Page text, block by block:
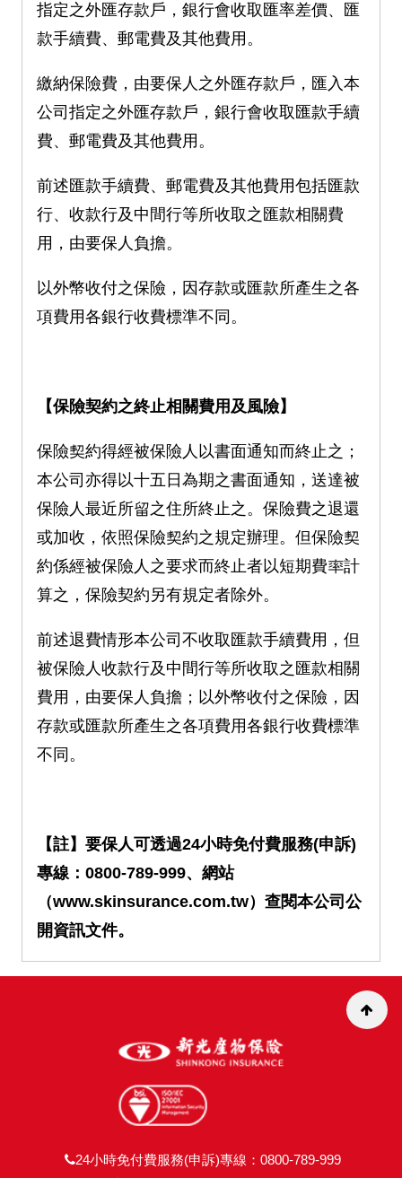
指定之外匯存款戶，銀行會收取匯率差價、匯
款手續費、郵電費及其他費用。
繳納保險費，由要保人之外匯存款戶，匯入本
公司指定之外匯存款戶，銀行會收取匯款手續
費、郵電費及其他費用。
前述匯款手續費、郵電費及其他費用包括匯款
行、收款行及中間行等所收取之匯款相關費
用，由要保人負擔。
以外幣收付之保險，因存款或匯款所產生之各
項費用各銀行收費標準不同。
【保險契約之終止相關費用及風險】
保險契約得經被保險人以書面通知而終止之；
本公司亦得以十五日為期之書面通知，送達被
保險人最近所留之住所終止之。保險費之退還
或加收，依照保險契約之規定辦理。但保險契
約係經被保險人之要求而終止者以短期費率計
算之，保險契約另有規定者除外。
前述退費情形本公司不收取匯款手續費用，但
被保險人收款行及中間行等所收取之匯款相關
費用，由要保人負擔；以外幣收付之保險，因
存款或匯款所產生之各項費用各銀行收費標準
不同。
【註】要保人可透過24小時免付費服務(申訴)
專線：0800-789-999、網站
（www.skinsurance.com.tw）查閱本公司公
開資訊文件。
24小時免付費服務(申訴)專線：0800-789-999